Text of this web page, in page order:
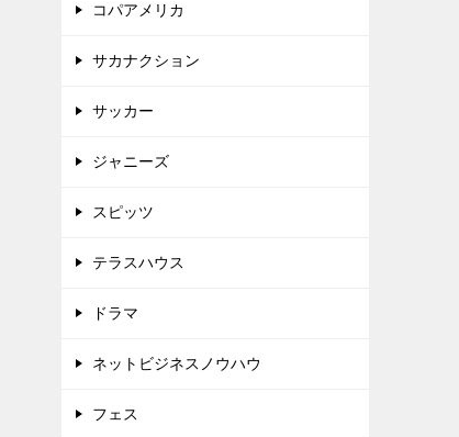
コパアメリカ
サカナクション
サッカー
ジャニーズ
スピッツ
テラスハウス
ドラマ
ネットビジネスノウハウ
フェス